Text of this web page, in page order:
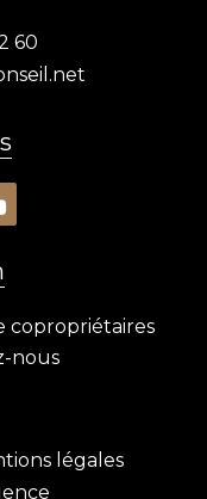
60
copropriétaires
nous
légales